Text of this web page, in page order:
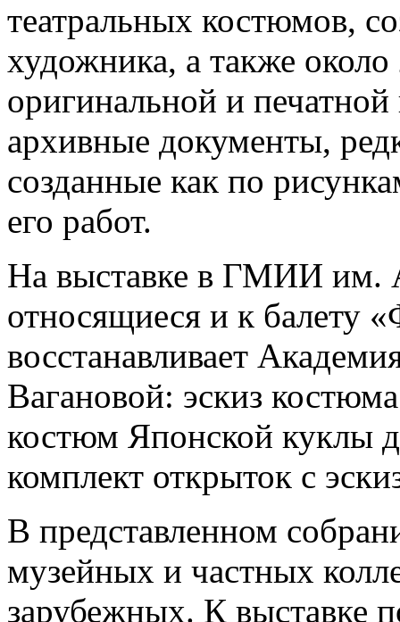
театральных костюмов,
художника, а также
оригинальной и
архивные документы,
созданные как по
его работ.
На выставке в ГМИИ им.
относящиеся и к балету
восстанавливает
Вагановой: эскиз
костюм Японской куклы
комплект открыток с
В представленном
музейных и частных
зарубежных. К выставке